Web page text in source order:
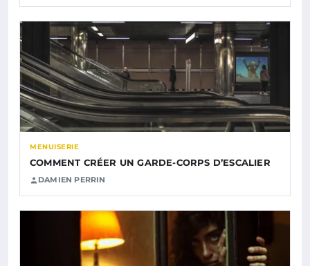
MENUISERIE
COMMENT CRÉER UN GARDE-CORPS D’ESCALIER
DAMIEN PERRIN